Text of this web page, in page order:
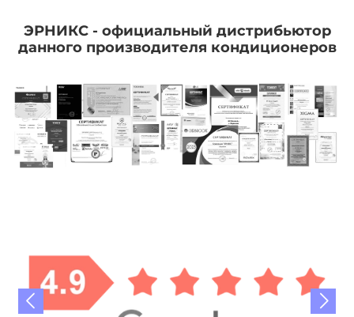
ЭРНИКС - официальный дистрибьютор
данного производителя кондиционеров